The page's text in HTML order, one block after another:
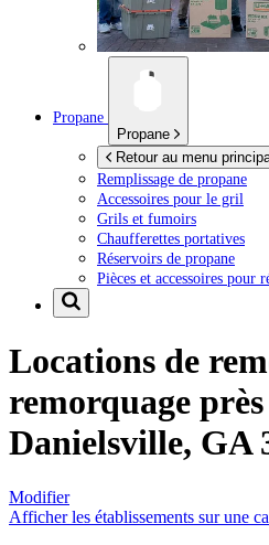
Propane
Propane
Retour au menu
Remplissage de propane
Accessoires pour le gril
Grils et fumoirs
Chaufferettes portatives
Réservoirs de propane
Pièces et accessoires pour
Locations de
remorquage
Danielsville, GA
Modifier
Afficher les établissements sur une